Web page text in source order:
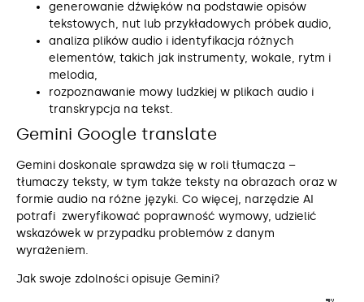
generowanie dźwięków na podstawie opisów
tekstowych, nut lub przykładowych próbek audio,
analiza plików audio i identyfikacja różnych
elementów, takich jak instrumenty, wokale, rytm i
melodia,
rozpoznawanie mowy ludzkiej w plikach audio i
transkrypcja na tekst.
Gemini Google translate
Gemini doskonale sprawdza się w roli tłumacza –
tłumaczy teksty, w tym także teksty na obrazach oraz w
formie audio na różne języki. Co więcej, narzędzie AI
potrafi zweryfikować poprawność wymowy, udzielić
wskazówek w przypadku problemów z danym
wyrażeniem.
Jak swoje zdolności opisuje Gemini?